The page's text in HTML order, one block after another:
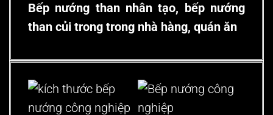
Bếp nướng than nhân tạo, bếp nướng
than củi trong trong nhà hàng, quán ăn